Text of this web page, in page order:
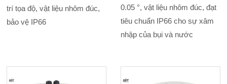
trí tọa độ, vật liệu nhôm đúc,
bảo vệ IP66
0.05 °, vật liệu nhôm đúc, đạt
tiêu chuẩn IP66 cho sự xâm
nhập của bụi và nước